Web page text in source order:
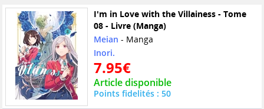
I'm in Love with the Villainess - Tome
08 - Livre (Manga)
Meian - Manga
Inori.
7.95€
Article disponible
Points fidelités : 50